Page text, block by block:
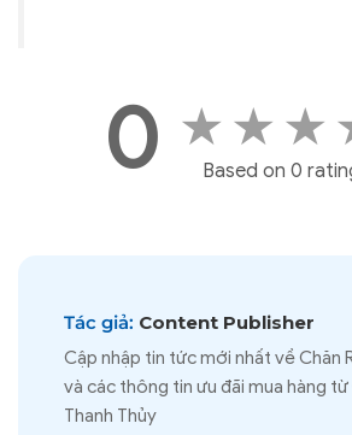
0 ★ ★ ★
Based on 0
Tác giả: Content Publisher
Cập nhập tin tức mới nhất về Chăn
và các thông tin ưu đãi mua hàng từ
Thanh Thủy